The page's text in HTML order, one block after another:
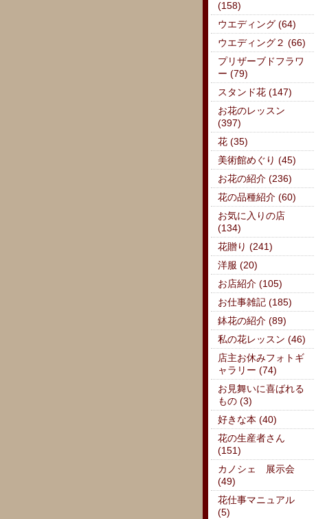
(158)
ウエディング (64)
ウエディング２ (66)
プリザーブドフラワ
ー (79)
スタンド花 (147)
お花のレッスン
(397)
花 (35)
美術館めぐり (45)
お花の紹介 (236)
花の品種紹介 (60)
お気に入りの店
(134)
花贈り (241)
洋服 (20)
お店紹介 (105)
お仕事雑記 (185)
鉢花の紹介 (89)
私の花レッスン (46)
店主お休みフォトギ
ャラリー (74)
お見舞いに喜ばれる
もの (3)
好きな本 (40)
花の生産者さん
(151)
カノシェ 展示会
(49)
花仕事マニュアル
(5)